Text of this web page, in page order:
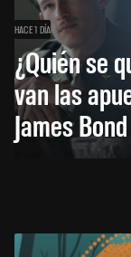
HACE 1 DÍA
¿Quién se
van las
James Bond